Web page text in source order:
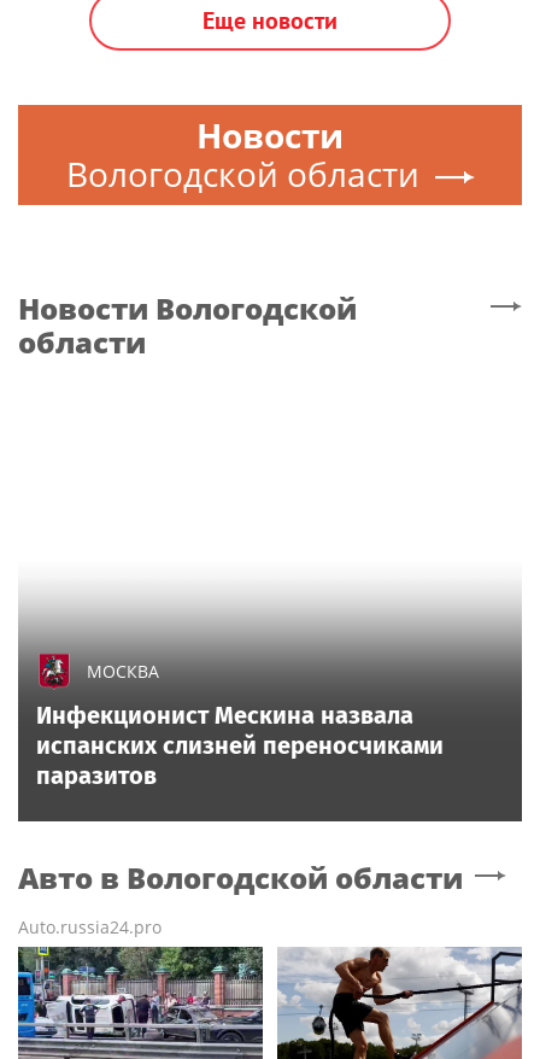
Еще новости
Новости
Вологодской области
Новости Вологодской
области
МОСКВА
Инфекционист Мескина назвала
испанских слизней переносчиками
паразитов
Авто в Вологодской области
Auto.russia24.pro